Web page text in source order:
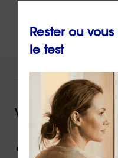
NOUS VOUS
Vous souhaitez
votre
évolution
Rester ou
le test